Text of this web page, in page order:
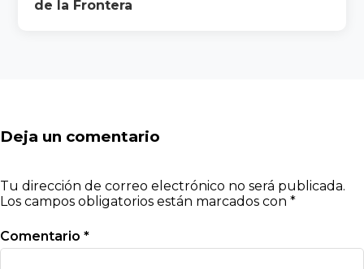
de la Frontera
Deja un comentario
Tu dirección de correo electrónico no será publicada.
Los campos obligatorios están marcados con *
Comentario *